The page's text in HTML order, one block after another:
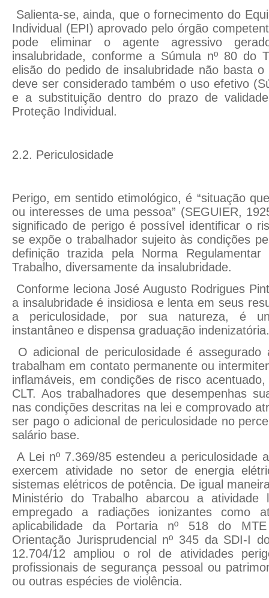
Salienta-se, ainda, que o fornecimento do
Individual (EPI) aprovado pelo órgão
pode eliminar o agente agressivo
insalubridade, conforme a Súmula nº 80 do
elisão do pedido de insalubridade não basta
deve ser considerado também o uso efetivo
e a substituição dentro do prazo de
Proteção Individual.
2.2. Periculosidade
Perigo, em sentido etimológico, é “situação
ou interesses de uma pessoa” (SEGUIER,
significado de perigo é possível identificar o
se expõe o trabalhador sujeito às condições
definição trazida pela Norma
Trabalho, diversamente da insalubridade.
Conforme leciona José Augusto Rodrigues
a insalubridade é insidiosa e lenta em seus
a periculosidade, por sua natureza, é
instantâneo e dispensa graduação indenizatória.
O adicional de periculosidade é assegurado
trabalham em contato permanente ou
inflamáveis, em condições de risco
CLT. Aos trabalhadores que desempenhas
nas condições descritas na lei e comprovado
ser pago o adicional de periculosidade no
salário base.
A Lei nº 7.369/85 estendeu a periculosidade
exercem atividade no setor de energia
sistemas elétricos de potência. De igual
Ministério do Trabalho abarcou a atividade
empregado a radiações ionizantes como
aplicabilidade da Portaria nº 518 do
Orientação Jurisprudencial nº 345 da SDI-I
12.704/12 ampliou o rol de atividades
profissionais de segurança pessoal ou
ou outras espécies de violência.